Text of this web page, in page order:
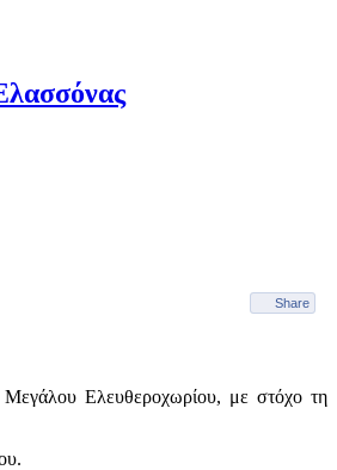
Share
Μεγάλου Ελευθεροχωρίου, με στόχο τη